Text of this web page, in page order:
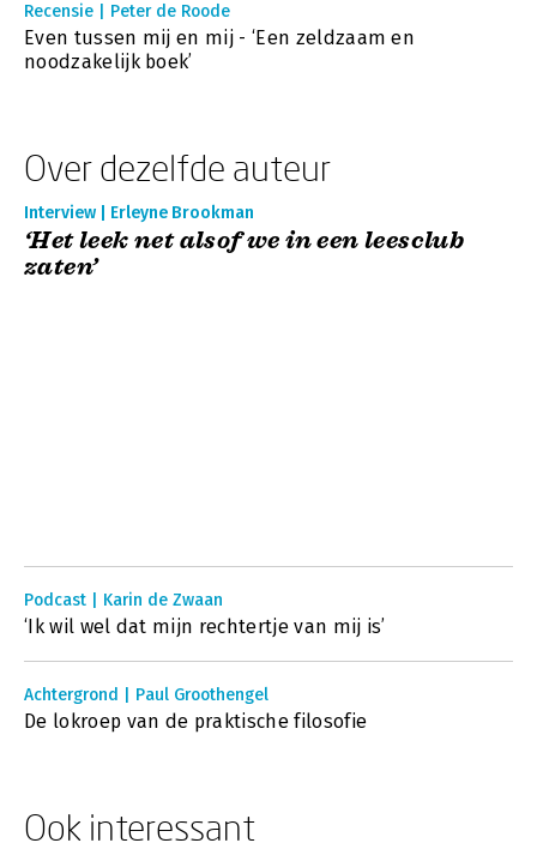
Recensie | Peter de Roode
Even tussen mij en mij - ‘Een zeldzaam en
noodzakelijk boek’
Over dezelfde auteur
Interview | Erleyne Brookman
‘Het leek net alsof we in een leesclub
zaten’
Podcast | Karin de Zwaan
‘Ik wil wel dat mijn rechtertje van mij is’
Achtergrond | Paul Groothengel
De lokroep van de praktische filosofie
Ook interessant